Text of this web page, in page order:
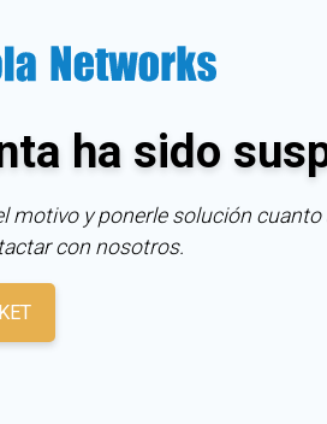
ha sido
motivo y ponerle solución cuanto
con nosotros.